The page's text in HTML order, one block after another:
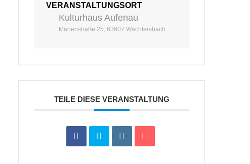
VERANSTALTUNGSORT
Kulturhaus Aufenau
Marienstraße 25, 63607 Wächtersbach
TEILE DIESE VERANSTALTUNG